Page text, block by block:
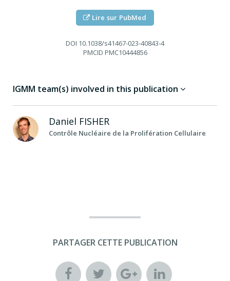
Lire sur PubMed
DOI 10.1038/s41467-023-40843-4
PMCID PMC10444856
IGMM team(s) involved in this publication
Daniel FISHER
Contrôle Nucléaire de la Prolifération Cellulaire
PARTAGER CETTE PUBLICATION